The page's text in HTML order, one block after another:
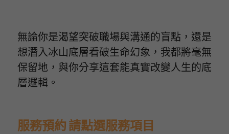
無論你是渴望突破職場與溝通的盲點，還是
想潛入冰山底層看破生命幻象，我都將毫無
保留地，與你分享這套能真實改變人生的底
層邏輯。
服務預約 請點選服務項目